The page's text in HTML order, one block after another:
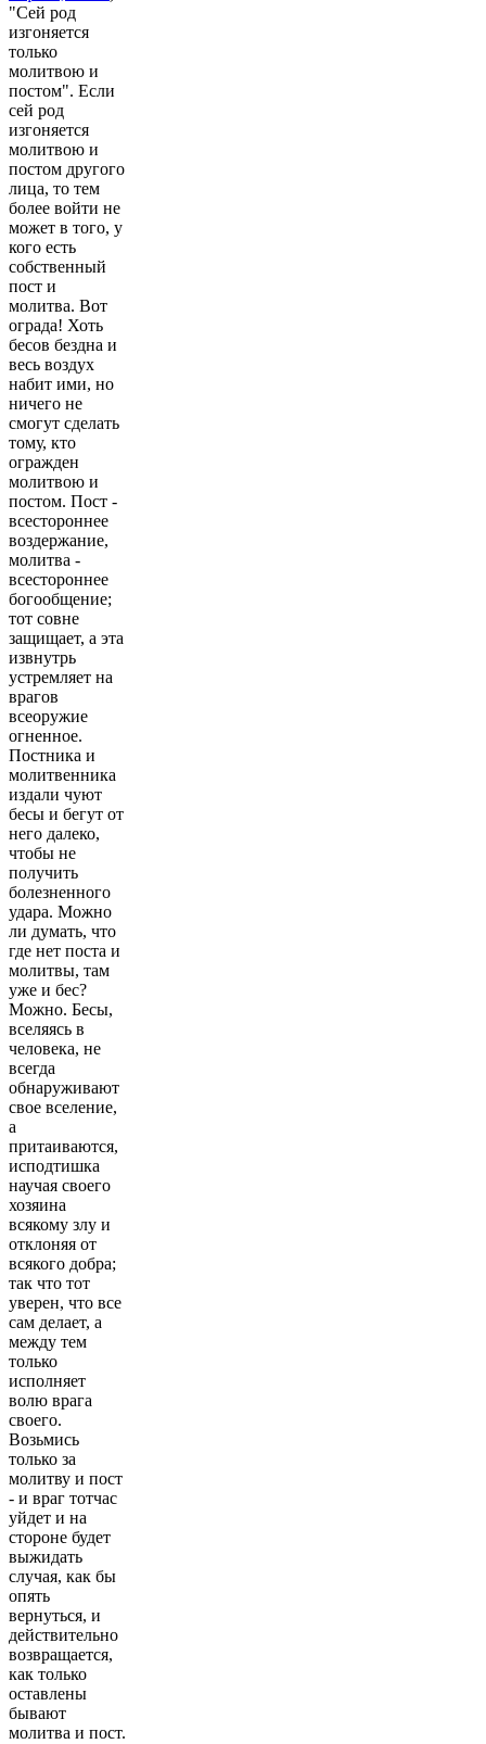
"Сей род
изгоняется
только
молитвою и
постом". Если
сей род
изгоняется
молитвою и
постом другого
лица, то тем
более войти не
может в того, у
кого есть
собственный
пост и
молитва. Вот
ограда! Хоть
бесов бездна и
весь воздух
набит ими, но
ничего не
смогут сделать
тому, кто
огражден
молитвою и
постом. Пост -
всестороннее
воздержание,
молитва -
всестороннее
богообщение;
тот совне
защищает, а эта
извнутрь
устремляет на
врагов
всеоружие
огненное.
Постника и
молитвенника
издали чуют
бесы и бегут от
него далеко,
чтобы не
получить
болезненного
удара. Можно
ли думать, что
где нет поста и
молитвы, там
уже и бес?
Можно. Бесы,
вселяясь в
человека, не
всегда
обнаруживают
свое вселение,
а
притаиваются,
исподтишка
научая своего
хозяина
всякому злу и
отклоняя от
всякого добра;
так что тот
уверен, что все
сам делает, а
между тем
только
исполняет
волю врага
своего.
Возьмись
только за
молитву и пост
- и враг тотчас
уйдет и на
стороне будет
выжидать
случая, как бы
опять
вернуться, и
действительно
возвращается,
как только
оставлены
бывают
молитва и пост.